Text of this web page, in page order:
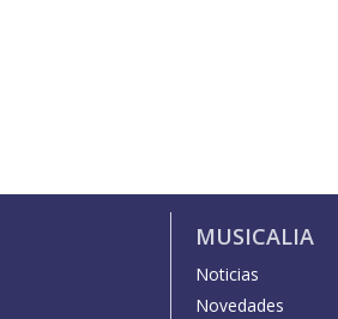
MUSICALIA
Noticias
Novedades